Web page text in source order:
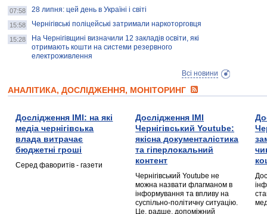
07:58 28 липня: цей день в Україні і світі
15:58 Чернігівські поліцейські затримали наркоторговця
15:28
На Чернігівщині визначили 12 закладів освіти, які
отримають кошти на системи резервного
електроживлення
Всі новини
АНАЛІТИКА, ДОСЛІДЖЕННЯ, МОНІТОРИНГ
Дослідження ІМІ: на які
медіа чернігівська
влада витрачає
бюджетні гроші
Серед фаворитів - газети
Дослідження ІМІ
Чернігівський Youtube:
якісна документалістика
та гіперлокальний
контент
Чернігівський Youtube не
можна назвати флагманом в
інформування та впливу на
суспільно-політичну ситуацію.
Це, радше, допоміжний